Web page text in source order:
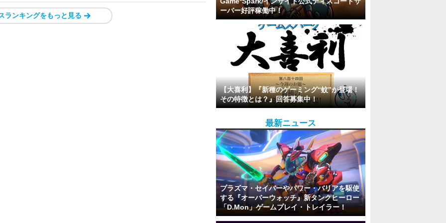
ランキングをもっと見る
ーバー好評稼働中！
【大喜利】『新種のゲーミング“蚊”が登場！
その特徴とは？』回答募集中！
最新ニュース
プラズマ・セイバーやパワー・バリアを駆使
する『オーバーウォッチ』新タンクヒーロー
「D.Mon」ゲームプレイ・トレイラー！